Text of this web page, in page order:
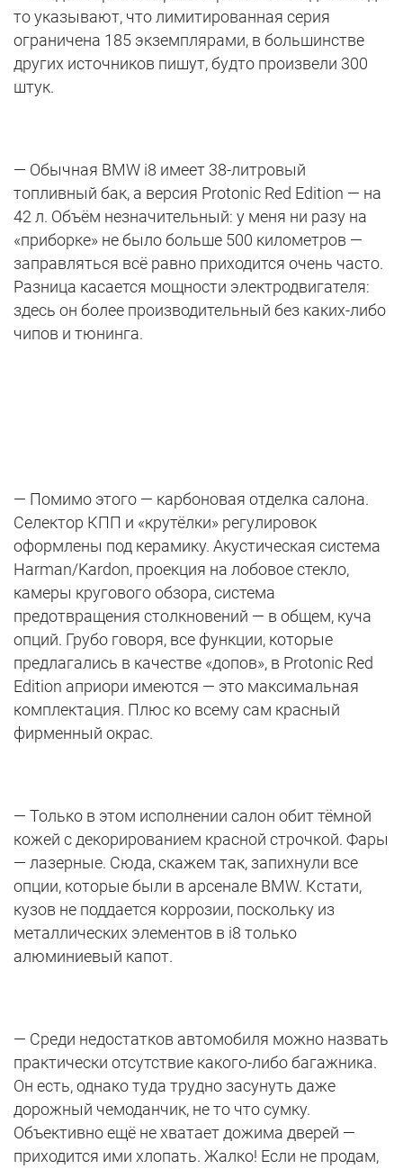
то указывают, что лимитированная серия
ограничена 185 экземплярами, в большинстве
других источников пишут, будто произвели 300
штук.
— Обычная BMW i8 имеет 38-литровый
топливный бак, а версия Protonic Red Edition — на
42 л. Объём незначительный: у меня ни разу на
«приборке» не было больше 500 километров —
заправляться всё равно приходится очень часто.
Разница касается мощности электродвигателя:
здесь он более производительный без каких-либо
чипов и тюнинга.
— Помимо этого — карбоновая отделка салона.
Селектор КПП и «крутёлки» регулировок
оформлены под керамику. Акустическая система
Harman/Kardon, проекция на лобовое стекло,
камеры кругового обзора, система
предотвращения столкновений — в общем, куча
опций. Грубо говоря, все функции, которые
предлагались в качестве «допов», в Protonic Red
Edition априори имеются — это максимальная
комплектация. Плюс ко всему сам красный
фирменный окрас.
— Только в этом исполнении салон обит тёмной
кожей с декорированием красной строчкой. Фары
— лазерные. Сюда, скажем так, запихнули все
опции, которые были в арсенале BMW. Кстати,
кузов не поддается коррозии, поскольку из
металлических элементов в i8 только
алюминиевый капот.
— Среди недостатков автомобиля можно назвать
практически отсутствие какого-либо багажника.
Он есть, однако туда трудно засунуть даже
дорожный чемоданчик, не то что сумку.
Объективно ещё не хватает дожима дверей —
приходится ими хлопать. Жалко! Если не продам,